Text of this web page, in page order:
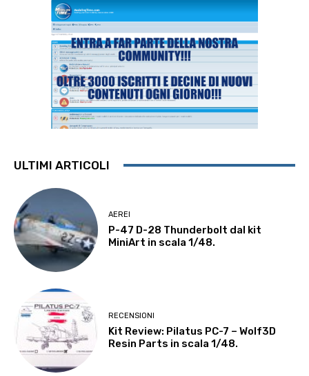
ULTIMI ARTICOLI
AEREI
P-47 D-28 Thunderbolt dal kit
MiniArt in scala 1/48.
RECENSIONI
Kit Review: Pilatus PC-7 – Wolf3D
Resin Parts in scala 1/48.